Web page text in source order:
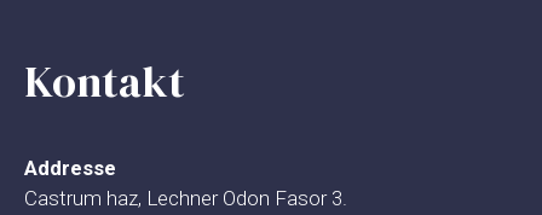
Kontakt
Addresse
Castrum haz, Lechner Odon Fasor 3.